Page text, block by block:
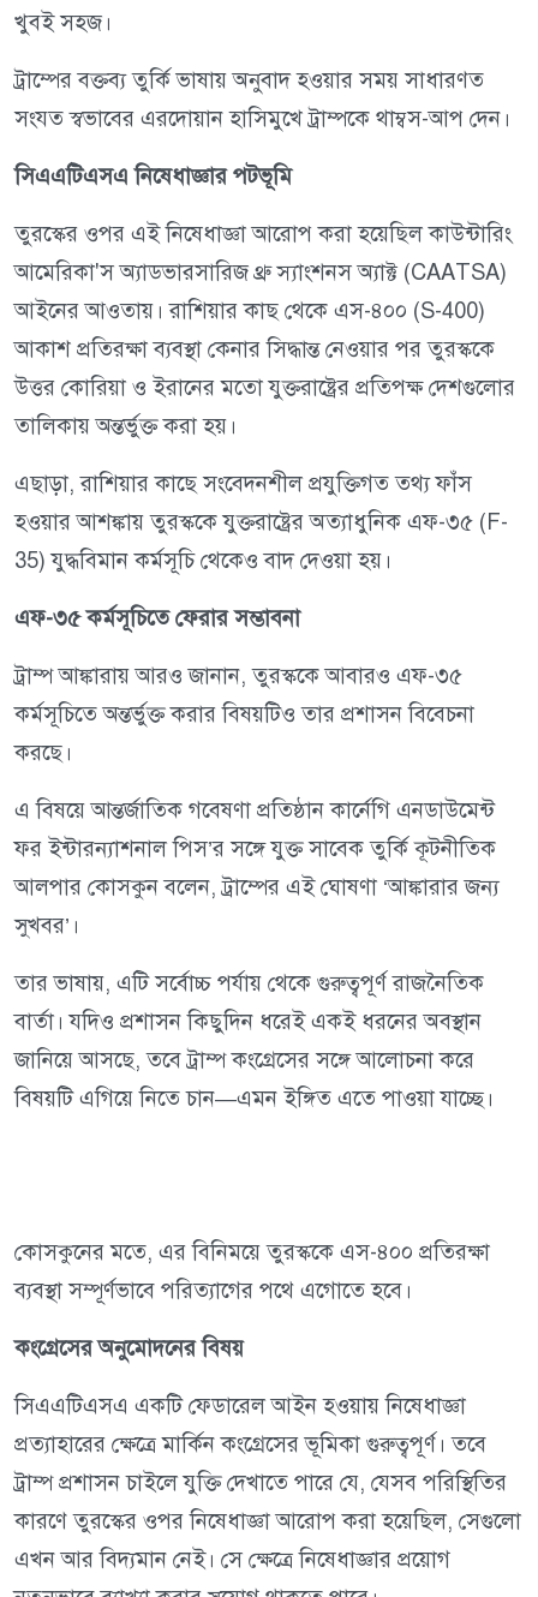
খুবই সহজ।
ট্রাম্পের বক্তব্য তুর্কি ভাষায় অনুবাদ হওয়ার সময় সাধারণত
সংযত স্বভাবের এরদোয়ান হাসিমুখে ট্রাম্পকে থাম্বস-আপ দেন।
সিএএটিএসএ নিষেধাজ্ঞার পটভূমি
তুরস্কের ওপর এই নিষেধাজ্ঞা আরোপ করা হয়েছিল কাউন্টারিং
আমেরিকা'স অ্যাডভারসারিজ থ্রু স্যাংশনস অ্যাক্ট (CAATSA)
আইনের আওতায়। রাশিয়ার কাছ থেকে এস-৪০০ (S-400)
আকাশ প্রতিরক্ষা ব্যবস্থা কেনার সিদ্ধান্ত নেওয়ার পর তুরস্ককে
উত্তর কোরিয়া ও ইরানের মতো যুক্তরাষ্ট্রের প্রতিপক্ষ দেশগুলোর
তালিকায় অন্তর্ভুক্ত করা হয়।
এছাড়া, রাশিয়ার কাছে সংবেদনশীল প্রযুক্তিগত তথ্য ফাঁস
হওয়ার আশঙ্কায় তুরস্ককে যুক্তরাষ্ট্রের অত্যাধুনিক এফ-৩৫ (F-
35) যুদ্ধবিমান কর্মসূচি থেকেও বাদ দেওয়া হয়।
এফ-৩৫ কর্মসূচিতে ফেরার সম্ভাবনা
ট্রাম্প আঙ্কারায় আরও জানান, তুরস্ককে আবারও এফ-৩৫
কর্মসূচিতে অন্তর্ভুক্ত করার বিষয়টিও তার প্রশাসন বিবেচনা
করছে।
এ বিষয়ে আন্তর্জাতিক গবেষণা প্রতিষ্ঠান কার্নেগি এনডাউমেন্ট
ফর ইন্টারন্যাশনাল পিস’র সঙ্গে যুক্ত সাবেক তুর্কি কূটনীতিক
আলপার কোসকুন বলেন, ট্রাম্পের এই ঘোষণা ‘আঙ্কারার জন্য
সুখবর’।
তার ভাষায়, এটি সর্বোচ্চ পর্যায় থেকে গুরুত্বপূর্ণ রাজনৈতিক
বার্তা। যদিও প্রশাসন কিছুদিন ধরেই একই ধরনের অবস্থান
জানিয়ে আসছে, তবে ট্রাম্প কংগ্রেসের সঙ্গে আলোচনা করে
বিষয়টি এগিয়ে নিতে চান—এমন ইঙ্গিত এতে পাওয়া যাচ্ছে।
কোসকুনের মতে, এর বিনিময়ে তুরস্ককে এস-৪০০ প্রতিরক্ষা
ব্যবস্থা সম্পূর্ণভাবে পরিত্যাগের পথে এগোতে হবে।
কংগ্রেসের অনুমোদনের বিষয়
সিএএটিএসএ একটি ফেডারেল আইন হওয়ায় নিষেধাজ্ঞা
প্রত্যাহারের ক্ষেত্রে মার্কিন কংগ্রেসের ভূমিকা গুরুত্বপূর্ণ। তবে
ট্রাম্প প্রশাসন চাইলে যুক্তি দেখাতে পারে যে, যেসব পরিস্থিতির
কারণে তুরস্কের ওপর নিষেধাজ্ঞা আরোপ করা হয়েছিল, সেগুলো
এখন আর বিদ্যমান নেই। সে ক্ষেত্রে নিষেধাজ্ঞার প্রয়োগ